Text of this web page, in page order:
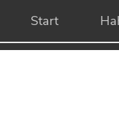
Start